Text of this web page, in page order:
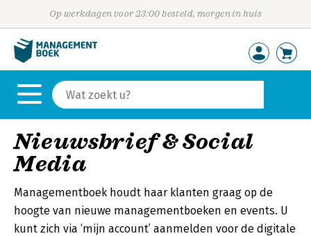
Op werkdagen voor 23:00 besteld, morgen in huis
Nieuwsbrief & Social
Media
Managementboek houdt haar klanten graag op de
hoogte van nieuwe managementboeken en events. U
kunt zich via ‘mijn account’ aanmelden voor de digitale